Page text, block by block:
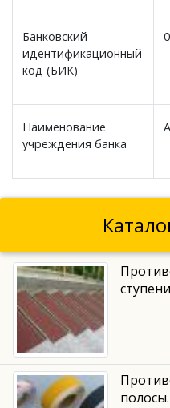
Банковский
идентификационный
код (БИК)
Наименование
учреждения банка
полосы.